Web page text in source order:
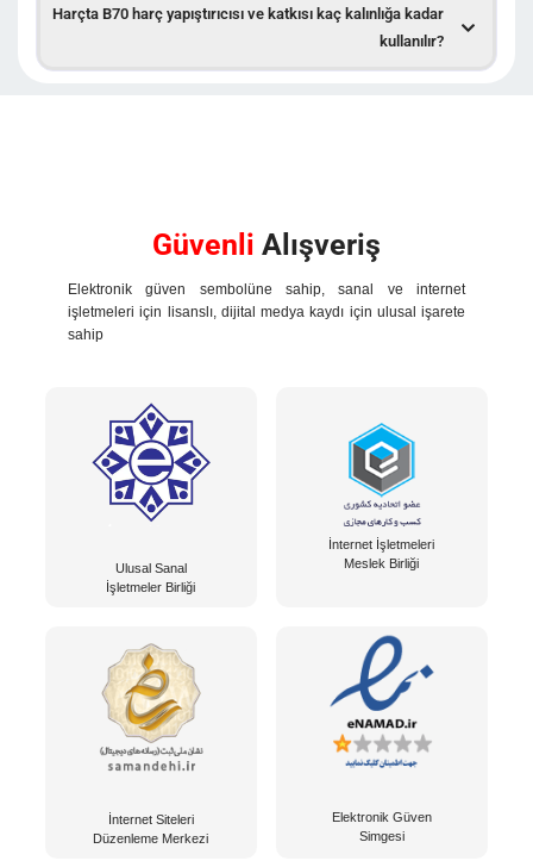
Harçta B70 harç yapıştırıcısı ve katkısı kaç kalınlığa kadar
kullanılır?
Güvenli Alışveriş
Elektronik güven sembolüne sahip, sanal ve internet
işletmeleri için lisanslı, dijital medya kaydı için ulusal işarete
sahip
Ulusal Sanal
İşletmeler Birliği
İnternet İşletmeleri
Meslek Birliği
İnternet Siteleri
Düzenleme Merkezi
Elektronik Güven
Simgesi